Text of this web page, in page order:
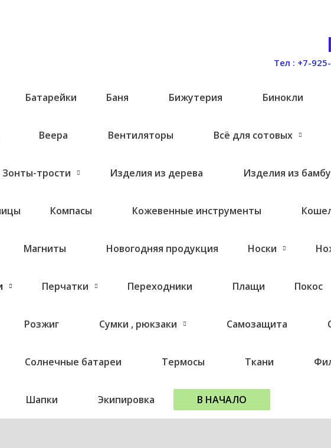
Тел : +7-
Батарейки Баня Бижутерия Бинокли
Веера Вентиляторы Всё для сотовых
Зонты-трости Изделия из дерева Изделия из
Компасы Кожевенные инструменты
Магниты Новогодняя продукция Носки
Перчатки Переходники Плащи Покос
Розжиг Сумки , рюкзаки Самозащита
Солнечные батареи Термосы Ткани
Шапки Экипировка В НАЧАЛО